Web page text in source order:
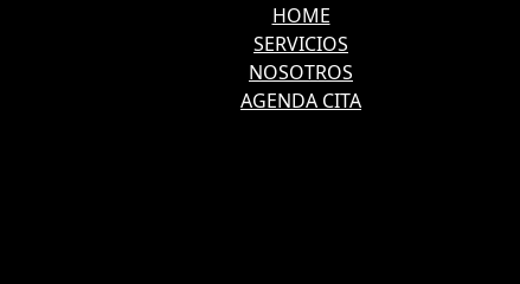
HOME
SERVICIOS
NOSOTROS
AGENDA CITA